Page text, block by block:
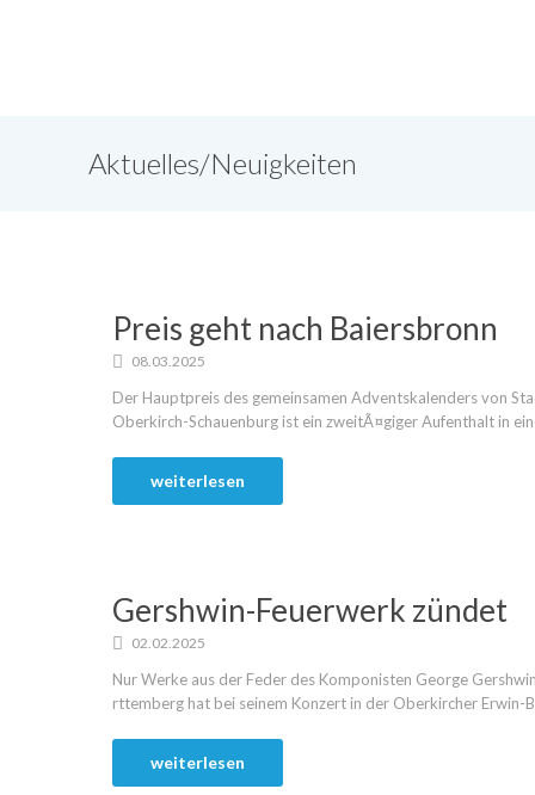
Aktuelles/Neuigkeiten
Preis geht nach Baiersbronn
08.03.2025
Der Hauptpreis des gemeinsamen Adventskalenders von
Oberkirch-Schauenburg ist ein zweitÃ¤giger Aufenthalt in
weiterlesen
Gershwin-Feuerwerk zündet
02.02.2025
Nur Werke aus der Feder des Komponisten George
rttemberg hat bei seinem Konzert in der Oberkircher Erwin-
weiterlesen